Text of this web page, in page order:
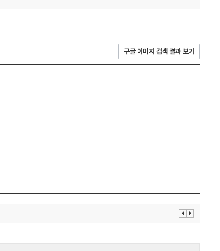
구글 이미지 검색 결과 보기
이 다